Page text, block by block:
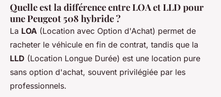
Quelle est la différence entre LOA et LLD pour
une Peugeot 508 hybride ?
La LOA (Location avec Option d'Achat) permet de
racheter le véhicule en fin de contrat, tandis que la
LLD (Location Longue Durée) est une location pure
sans option d'achat, souvent privilégiée par les
professionnels.